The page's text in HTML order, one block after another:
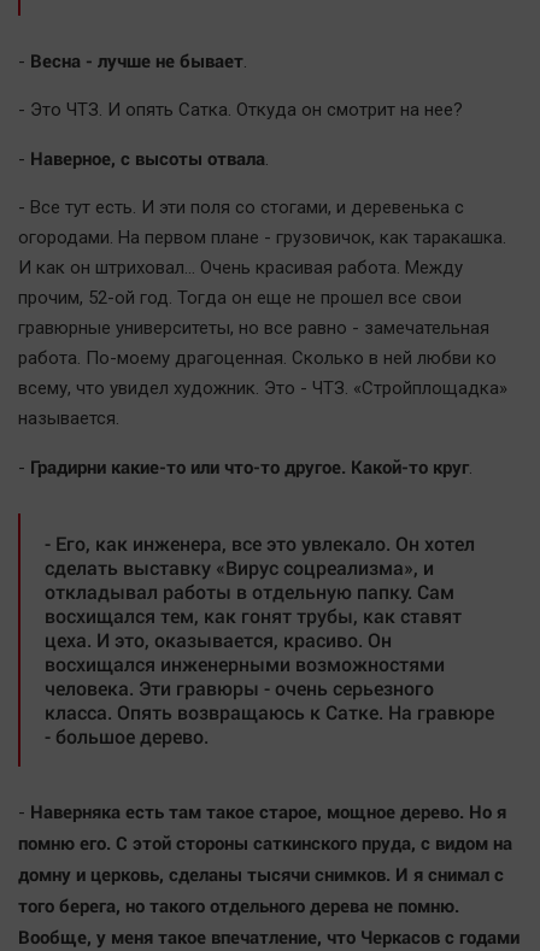
- Весна - лучше не бывает.
- Это ЧТЗ. И опять Сатка. Откуда он смотрит на нее?
- Наверное, с высоты отвала.
- Все тут есть. И эти поля со стогами, и деревенька с
огородами. На первом плане - грузовичок, как таракашка.
И как он штриховал… Очень красивая работа. Между
прочим, 52-ой год. Тогда он еще не прошел все свои
гравюрные университеты, но все равно - замечательная
работа. По-моему драгоценная. Сколько в ней любви ко
всему, что увидел художник. Это - ЧТЗ. «Стройплощадка»
называется.
- Градирни какие-то или что-то другое. Какой-то круг.
- Его, как инженера, все это увлекало. Он хотел
сделать выставку «Вирус соцреализма», и
откладывал работы в отдельную папку. Сам
восхищался тем, как гонят трубы, как ставят
цеха. И это, оказывается, красиво. Он
восхищался инженерными возможностями
человека. Эти гравюры - очень серьезного
класса. Опять возвращаюсь к Сатке. На гравюре
- большое дерево.
- Наверняка есть там такое старое, мощное дерево. Но я
помню его. С этой стороны саткинского пруда, с видом на
домну и церковь, сделаны тысячи снимков. И я снимал с
того берега, но такого отдельного дерева не помню.
Вообще, у меня такое впечатление, что Черкасов с годами